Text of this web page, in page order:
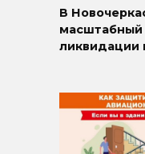
В
масштабный
ликвидации